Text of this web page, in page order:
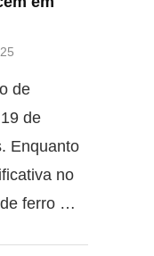
de
de
Enquanto
no
ferro …